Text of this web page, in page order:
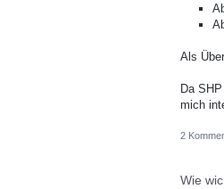
Als
Da
mich
2
Wie